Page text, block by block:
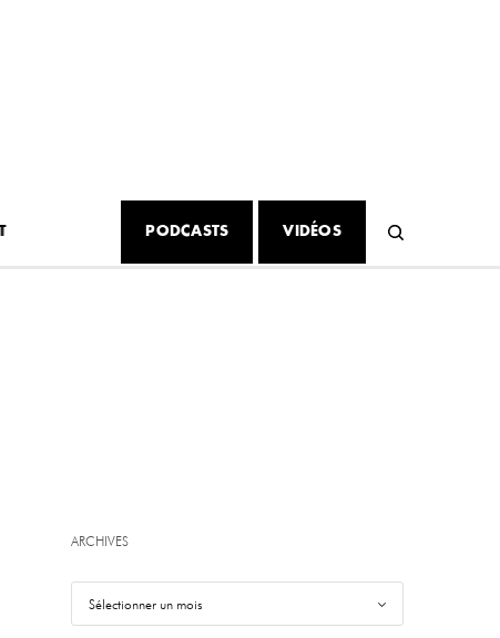
PODCASTS VIDÉOS
ARCHIVES